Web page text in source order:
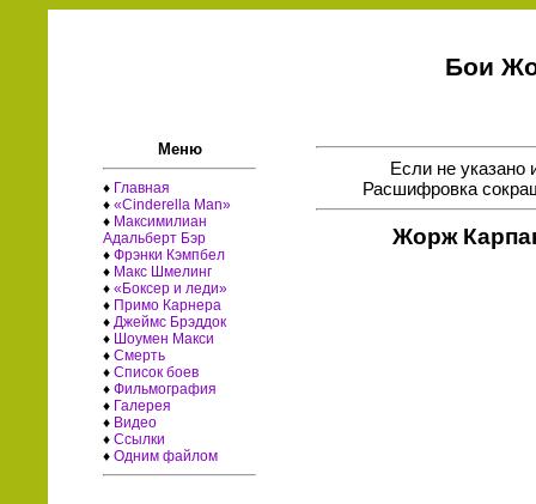
Бои
Меню
♦ Главная
♦«Cinderella Man»
♦ Максимилиан
Адальберт Бэр
♦Фрэнки Кэмпбел
♦ Макс Шмелинг
♦«Боксер и леди»
♦ Примо Карнера
♦ Джеймс Брэддок
♦ Шоумен Макси
♦Смерть
♦Список боев
♦Фильмография
♦ Галерея
♦ Видео
♦Ссылки
♦Одним файлом
Если не указано
Расшифровка
Жорж